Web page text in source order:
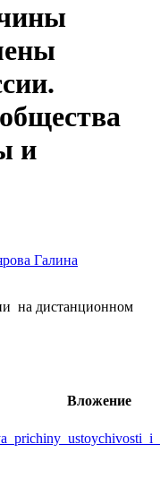
и
Галина
на дистанционном
Вложение